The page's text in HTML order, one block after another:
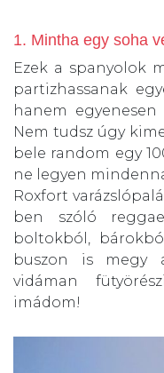
1. Mintha egy soha
Ezek a spanyolok
partizhassanak
hanem
Nem tudsz úgy
bele random egy
ne legyen
Roxfort
ben szóló
boltokból,
buszon is megy
vidáman
imádom!